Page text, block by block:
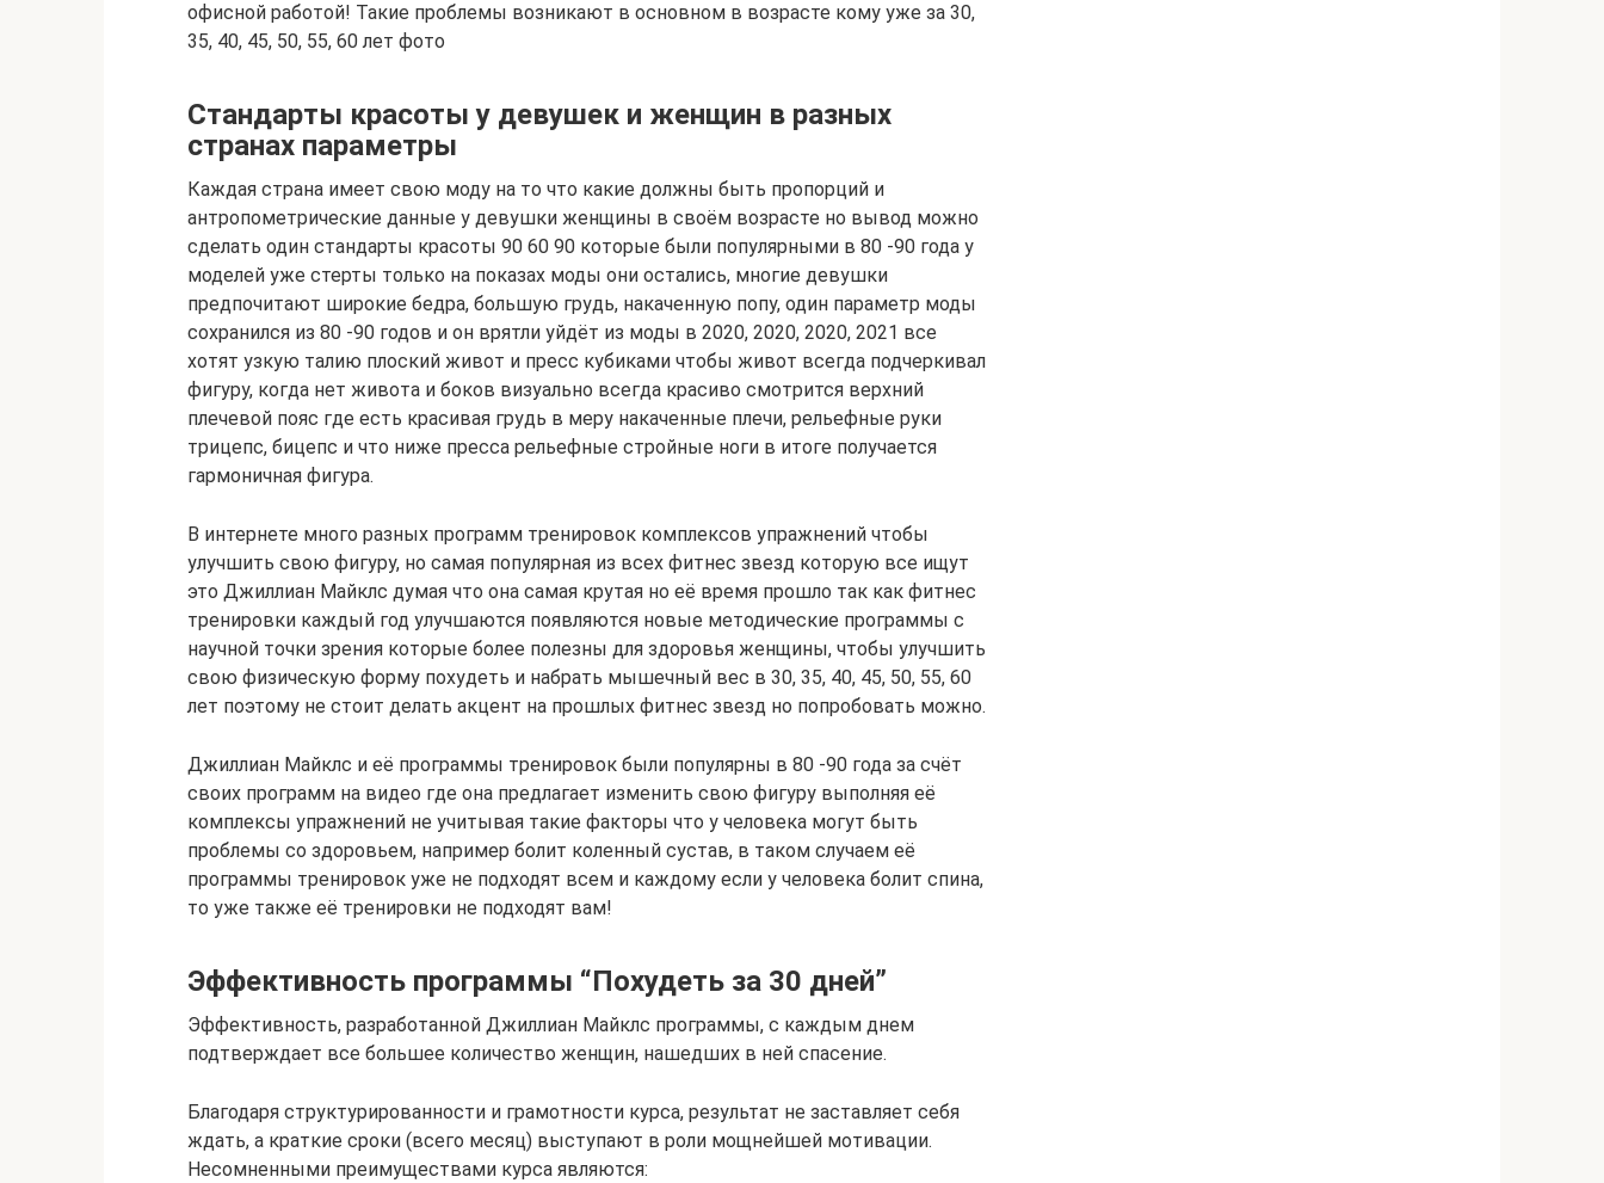
офисной работой! Такие проблемы возникают в основном в возрасте кому уже за 30,
35, 40, 45, 50, 55, 60 лет фото
Стандарты красоты у девушек и женщин в разных
странах параметры
Каждая страна имеет свою моду на то что какие должны быть пропорций и
антропометрические данные у девушки женщины в своём возрасте но вывод можно
сделать один стандарты красоты 90 60 90 которые были популярными в 80 -90 года у
моделей уже стерты только на показах моды они остались, многие девушки
предпочитают широкие бедра, большую грудь, накаченную попу, один параметр моды
сохранился из 80 -90 годов и он врятли уйдёт из моды в 2020, 2020, 2020, 2021 все
хотят узкую талию плоский живот и пресс кубиками чтобы живот всегда подчеркивал
фигуру, когда нет живота и боков визуально всегда красиво смотрится верхний
плечевой пояс где есть красивая грудь в меру накаченные плечи, рельефные руки
трицепс, бицепс и что ниже пресса рельефные стройные ноги в итоге получается
гармоничная фигура.
В интернете много разных программ тренировок комплексов упражнений чтобы
улучшить свою фигуру, но самая популярная из всех фитнес звезд которую все ищут
это Джиллиан Майклс думая что она самая крутая но её время прошло так как фитнес
тренировки каждый год улучшаются появляются новые методические программы с
научной точки зрения которые более полезны для здоровья женщины, чтобы улучшить
свою физическую форму похудеть и набрать мышечный вес в 30, 35, 40, 45, 50, 55, 60
лет поэтому не стоит делать акцент на прошлых фитнес звезд но попробовать можно.
Джиллиан Майклс и её программы тренировок были популярны в 80 -90 года за счёт
своих программ на видео где она предлагает изменить свою фигуру выполняя её
комплексы упражнений не учитывая такие факторы что у человека могут быть
проблемы со здоровьем, например болит коленный сустав, в таком случаем её
программы тренировок уже не подходят всем и каждому если у человека болит спина,
то уже также её тренировки не подходят вам!
Эффективность программы “Похудеть за 30 дней”
Эффективность, разработанной Джиллиан Майклс программы, с каждым днем
подтверждает все большее количество женщин, нашедших в ней спасение.
Благодаря структурированности и грамотности курса, результат не заставляет себя
ждать, а краткие сроки (всего месяц) выступают в роли мощнейшей мотивации.
Несомненными преимуществами курса являются: